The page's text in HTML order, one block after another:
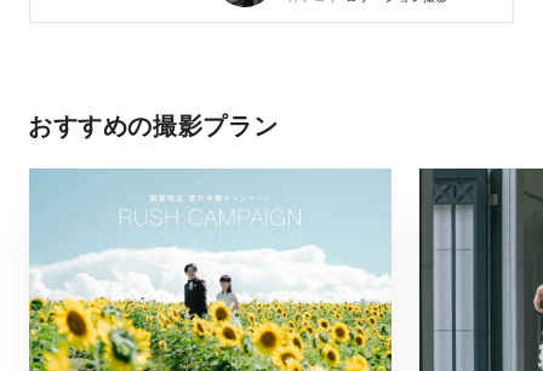
おすすめの撮影プラン